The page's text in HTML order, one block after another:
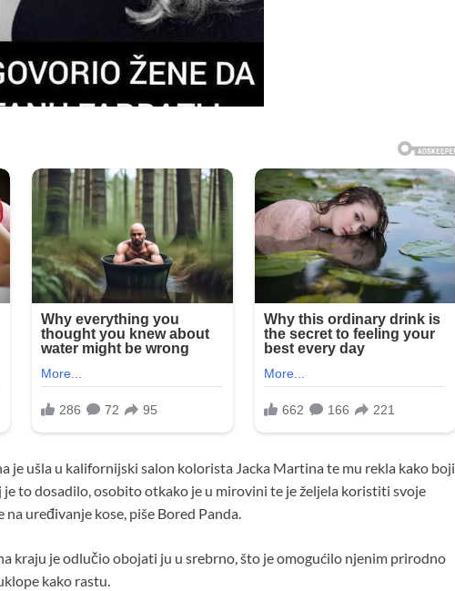
je ušla u kalifornijski salon kolorista Jacka Martina te mu rekla kako boji
je to dosadilo, osobito otkako je u mirovini te je željela koristiti svoje
uređivanje kose, piše Bored Panda.
kraju je odlučio obojati ju u srebrno, što je omogućilo njenim prirodno
kako rastu.